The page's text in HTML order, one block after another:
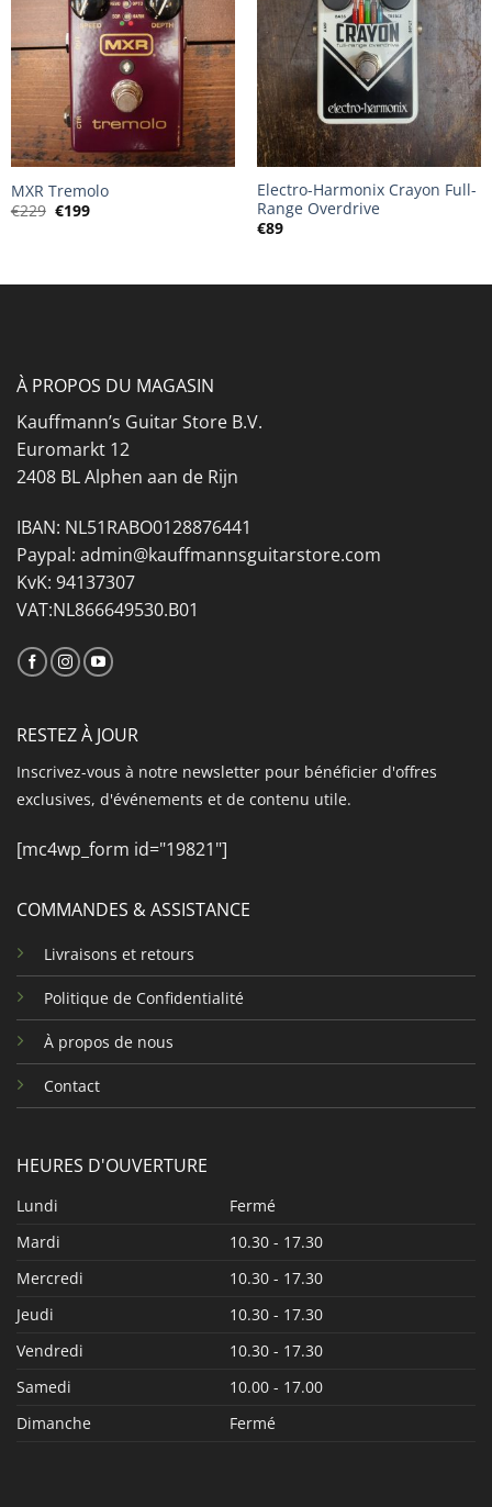
MXR Tremolo
€229 Le
prix
€199Le
Electro-Harmonix Crayon Full-
Range Overdrive
€89
À PROPOS DU MAGASIN
Kauffmann’s Guitar Store B.V.
Euromarkt 12
2408 BL Alphen aan de Rijn
IBAN: NL51RABO0128876441
Paypal: admin@kauffmannsguitarstore.com
KvK: 94137307
VAT:NL866649530.B01
COMMANDES & ASSISTANCE
Livraisons et retours
Politique de Confidentialité
À propos de nous
Contact
HEURES D'OUVERTURE
Lundi
Fermé
Mardi
10.30 - 17.30
Mercredi
10.30 - 17.30
Jeudi
10.30 - 17.30
Vendredi
10.30 - 17.30
Samedi
10.00 - 17.00
Dimanche
Fermé
RESTEZ À JOUR
Inscrivez-vous à notre newsletter pour bénéficier d'offres
exclusives, d'événements et de contenu utile.
[mc4wp_form id="19821"]